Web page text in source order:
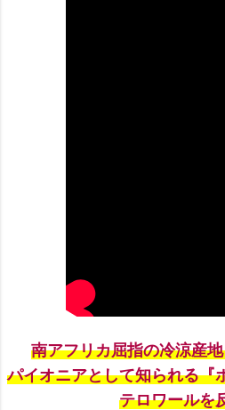
南アフリカ屈指の冷涼産
パイオニアとして知られる『
テロワールを